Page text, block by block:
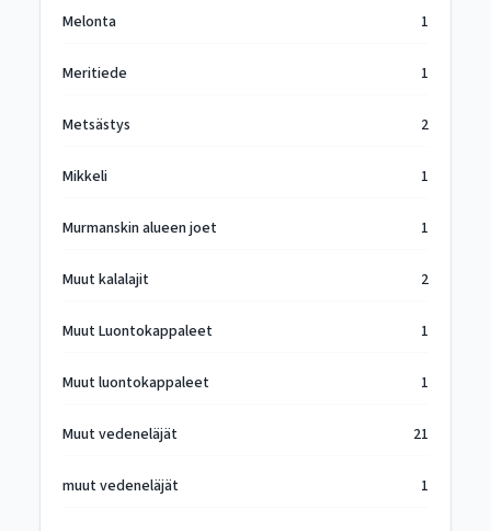
Melonta 1
Meritiede 1
Metsästys 2
Mikkeli 1
Murmanskin alueen joet 1
Muut kalalajit 2
Muut Luontokappaleet 1
Muut luontokappaleet 1
Muut vedeneläjät 21
muut vedeneläjät 1